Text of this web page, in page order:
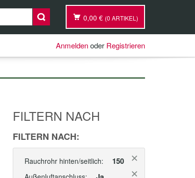
0,00 € (0 ARTIKEL)
Anmeldenoder Registrieren
FILTERN NACH
FILTERN NACH:
Rauchrohr hinten/seitlich: 150